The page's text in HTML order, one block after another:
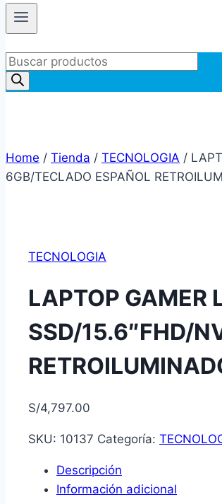
Products
search
Home / Tienda / TECNOLOGIA /
6GB/TECLADO ESPAÑOL
TECNOLOGIA
LAPTOP GAMER
SSD/15.6″FHD/
S/4,797.00
SKU: 10137 Categoría:
Descripción
Información adicional